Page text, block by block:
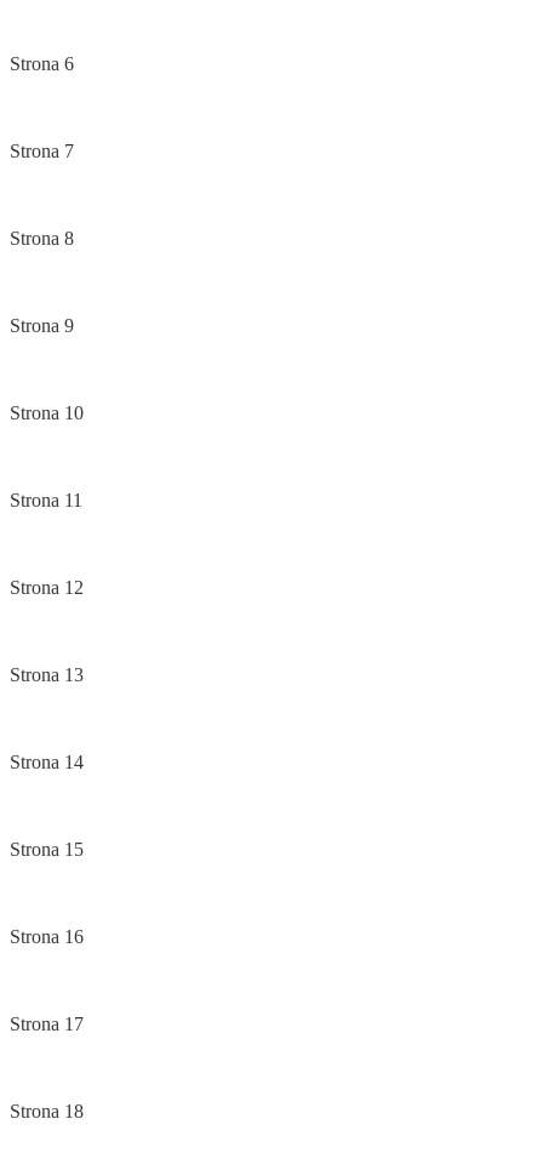
Strona 6
Strona 7
Strona 8
Strona 9
Strona 10
Strona 11
Strona 12
Strona 13
Strona 14
Strona 15
Strona 16
Strona 17
Strona 18